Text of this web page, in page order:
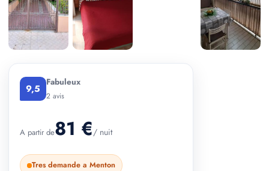
9,5 Fabuleux
2 avis
A partir de81 €/ nuit
Tres demande a Menton